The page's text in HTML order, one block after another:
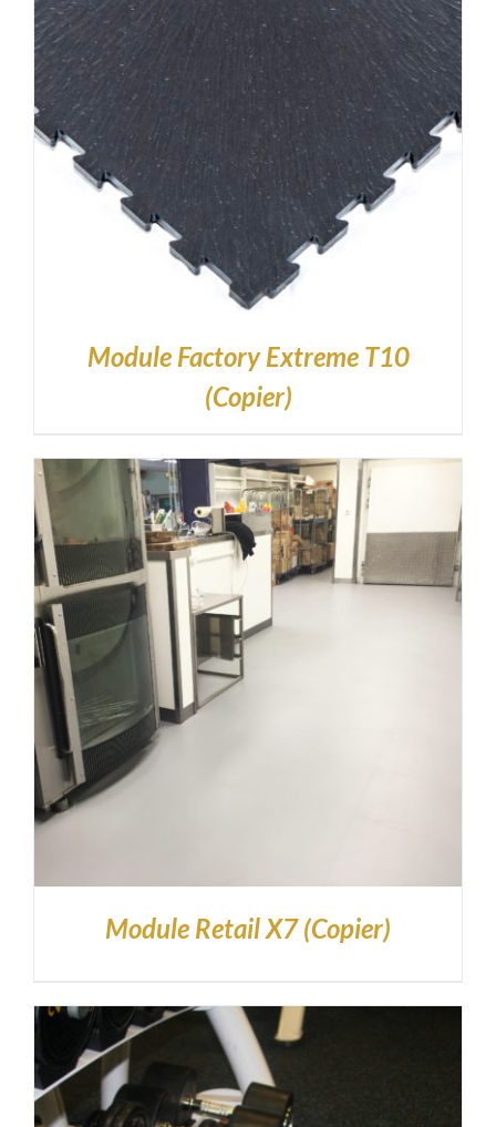
Module Factory Extreme T10
(Copier)
Module Retail X7 (Copier)